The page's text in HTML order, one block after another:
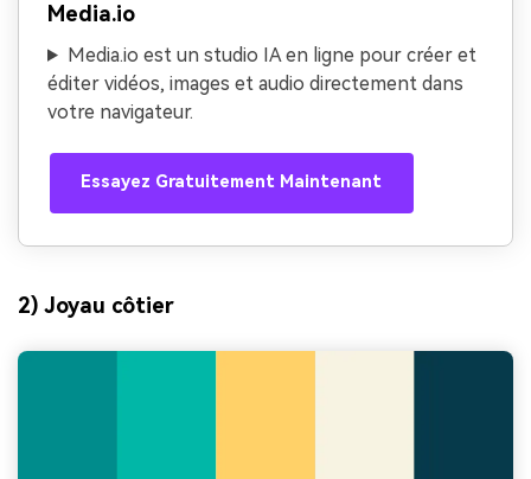
Media.io
Media.io est un studio IA en ligne pour créer et
éditer vidéos, images et audio directement dans
votre navigateur.
Essayez Gratuitement Maintenant
2) Joyau côtier